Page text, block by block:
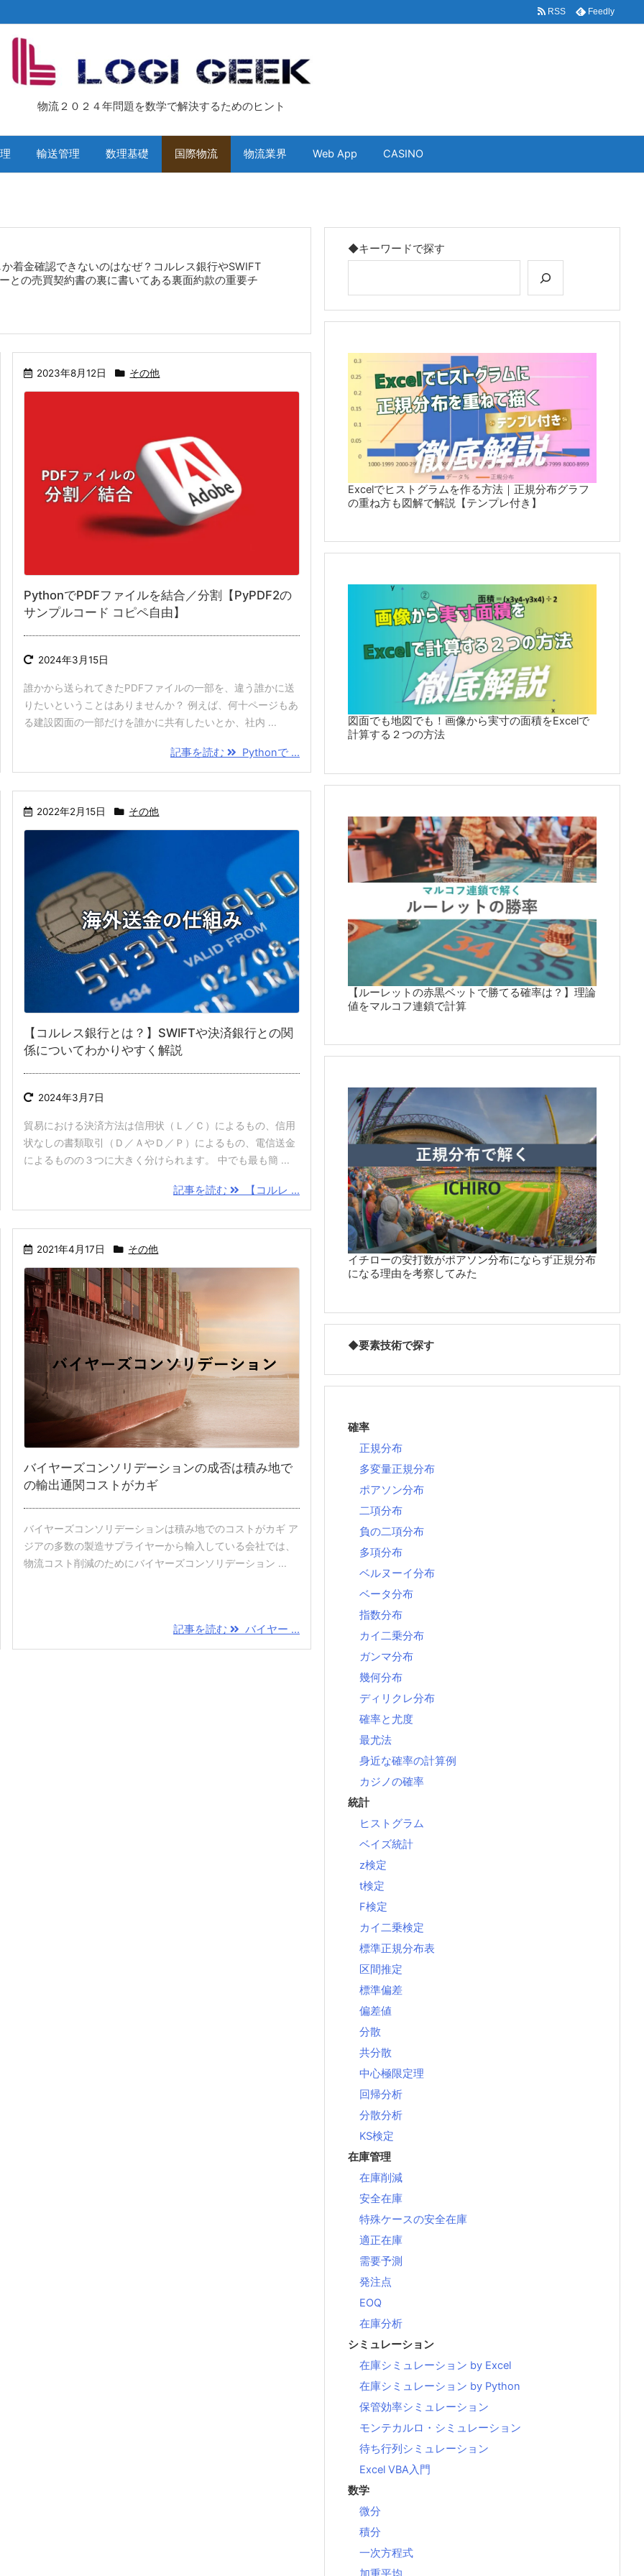
物流２０２４年問題を数学で解決するためのヒント
輸送管理 数理基礎 国際物流 物流業界 Web App CASINO
RSS Feedly
着金確認できないのはなぜ？コルレス銀行やSWIFT
との売買契約書の裏に書いてある裏面約款の重要チ
2023年8月12日 その他
PythonでPDFファイルを結合／分割【PyPDF2の
サンプルコード コピペ自由】
2024年3月15日
誰かから送られてきたPDFファイルの一部を、違う誰かに送
りたいということはありませんか？ 例えば、何十ページもあ
る建設図面の一部だけを誰かに共有したいとか、社内 ...
記事を読む Pythonで ...
2022年2月15日 その他
【コルレス銀行とは？】SWIFTや決済銀行との関
係についてわかりやすく解説
2024年3月7日
貿易における決済方法は信用状（Ｌ／Ｃ）によるもの、信用
状なしの書類取引（Ｄ／ＡやＤ／Ｐ）によるもの、電信送金
によるものの３つに大きく分けられます。 中でも最も簡 ...
記事を読む 【コルレ ...
2021年4月17日 その他
バイヤーズコンソリデーションの成否は積み地で
の輸出通関コストがカギ
バイヤーズコンソリデーションは積み地でのコストがカギ ア
ジアの多数の製造サプライヤーから輸入している会社では、
物流コスト削減のためにバイヤーズコンソリデーション ...
記事を読む バイヤー ...
◆キーワードで探す
Excelでヒストグラムを作る方法｜正規分布グラフ
の重ね方も図解で解説【テンプレ付き】
図面でも地図でも！画像から実寸の面積をExcelで
計算する２つの方法
【ルーレットの赤黒ベットで勝てる確率は？】理論
値をマルコフ連鎖で計算
イチローの安打数がポアソン分布にならず正規分布
になる理由を考察してみた
◆要素技術で探す
確率
正規分布
多変量正規分布
ポアソン分布
二項分布
負の二項分布
多項分布
ベルヌーイ分布
ベータ分布
指数分布
カイ二乗分布
ガンマ分布
幾何分布
ディリクレ分布
確率と尤度
最尤法
身近な確率の計算例
カジノの確率
統計
ヒストグラム
ベイズ統計
z検定
t検定
F検定
カイ二乗検定
標準正規分布表
区間推定
標準偏差
偏差値
分散
共分散
中心極限定理
回帰分析
分散分析
KS検定
在庫管理
在庫削減
安全在庫
特殊ケースの安全在庫
適正在庫
需要予測
発注点
EOQ
在庫分析
シミュレーション
在庫シミュレーション by Excel
在庫シミュレーション by Python
保管効率シミュレーション
モンテカルロ・シミュレーション
待ち行列シミュレーション
Excel VBA入門
数学
微分
積分
一次方程式